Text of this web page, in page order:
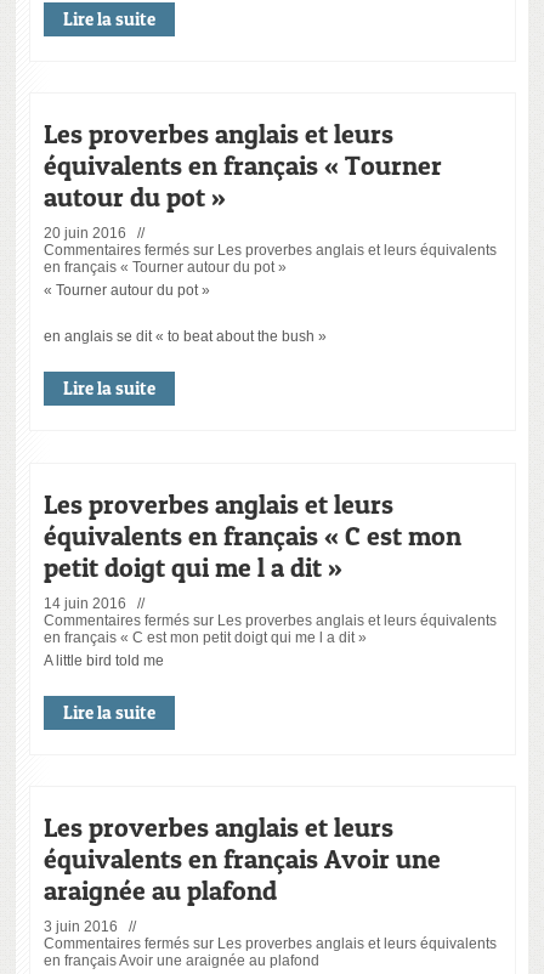
Lire la suite
Les proverbes anglais et leurs
équivalents en français « Tourner
autour du pot »
20 juin 2016 //
Commentaires ferméssur Les proverbes anglais et leurs équivalents
en français « Tourner autour du pot »
« Tourner autour du pot »
en anglais se dit « to beat about the bush »
Lire la suite
Les proverbes anglais et leurs
équivalents en français « C est mon
petit doigt qui me l a dit »
14 juin 2016 //
Commentaires ferméssur Les proverbes anglais et leurs équivalents
en français « C est mon petit doigt qui me l a dit »
A little bird told me
Lire la suite
Les proverbes anglais et leurs
équivalents en français Avoir une
araignée au plafond
3 juin 2016 //
Commentaires ferméssur Les proverbes anglais et leurs équivalents
en français Avoir une araignée au plafond